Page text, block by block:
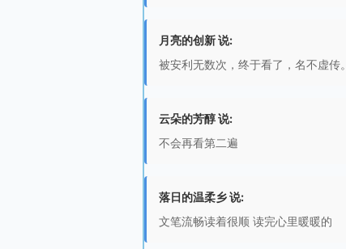
月亮的创新 说:
被安利无数次，终于看了，名不虚传。
云朵的芳醇 说:
不会再看第二遍
落日的温柔乡 说:
文笔流畅读着很顺 读完心里暖暖的